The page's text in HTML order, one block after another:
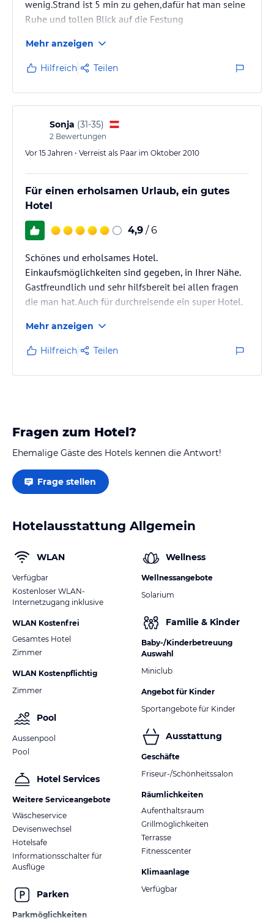
wenig.Strand ist 5 min zu gehen,dafür hat man seine
Ruhe und tollen Blick auf die Festung
Mehr anzeigen
Hilfreich Teilen
Sonja (31-35)
2 Bewertungen
Vor 15 Jahren • Verreist als Paar im Oktober 2010
Für einen erholsamen Urlaub, ein gutes
Hotel
4,9 / 6
Schönes und erholsames Hotel.
Einkaufsmöglichkeiten sind gegeben, in Ihrer Nähe.
Gastfreundlich und sehr hilfsbereit bei allen fragen
die man hat. Auch für durchreisende ein super Hotel.
Mehr anzeigen
Hilfreich Teilen
Fragen zum Hotel?
Ehemalige Gäste des Hotels kennen die Antwort!
Frage stellen
Hotelausstattung Allgemein
WLAN
Verfügbar
Kostenloser WLAN-
Internetzugang inklusive
WLAN Kostenfrei
Gesamtes Hotel
Zimmer
WLAN Kostenpflichtig
Zimmer
Pool
Aussenpool
Pool
Hotel Services
Weitere Serviceangebote
Wäscheservice
Devisenwechsel
Hotelsafe
Informationsschalter für
Ausflüge
Parken
Parkmöglichkeiten
Wellness
Wellnessangebote
Solarium
Familie & Kinder
Baby-/Kinderbetreuung
Auswahl
Miniclub
Angebot für Kinder
Sportangebote für Kinder
Ausstattung
Geschäfte
Friseur-/Schönheitssalon
Räumlichkeiten
Aufenthaltsraum
Grillmöglichkeiten
Terrasse
Fitnesscenter
Klimaanlage
Verfügbar